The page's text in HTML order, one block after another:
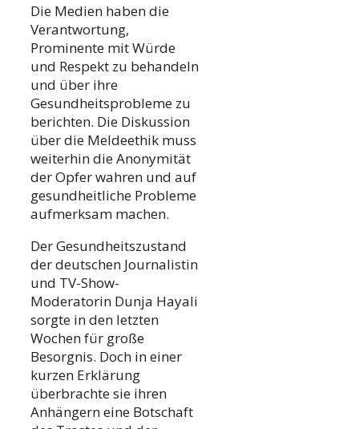
Die Medien haben die
Verantwortung,
Prominente mit Würde
und Respekt zu behandeln
und über ihre
Gesundheitsprobleme zu
berichten. Die Diskussion
über die Meldeethik muss
weiterhin die Anonymität
der Opfer wahren und auf
gesundheitliche Probleme
aufmerksam machen.
Der Gesundheitszustand
der deutschen Journalistin
und TV-Show-
Moderatorin Dunja Hayali
sorgte in den letzten
Wochen für große
Besorgnis. Doch in einer
kurzen Erklärung
überbrachte sie ihren
Anhängern eine Botschaft